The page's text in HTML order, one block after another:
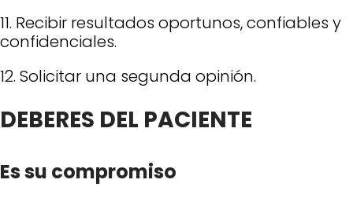
11. Recibir resultados oportunos, confiables y
confidenciales.
12. Solicitar una segunda opinión.
DEBERES DEL PACIENTE
Es su compromiso